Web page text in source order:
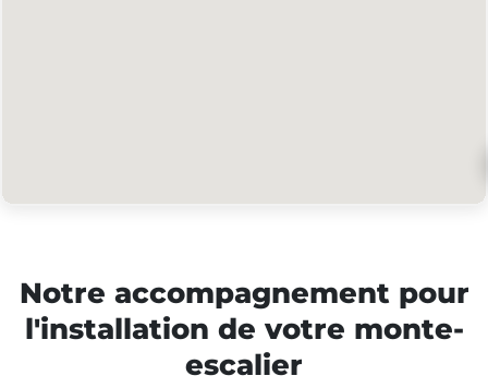
Notre accompagnement pour
l'installation de votre monte-
escalier